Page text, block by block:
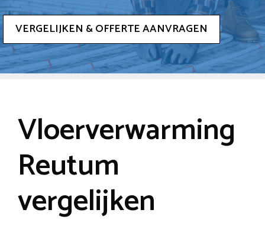
VERGELIJKEN & OFFERTE AANVRAGEN
Vloerverwarming
Reutum
vergelijken